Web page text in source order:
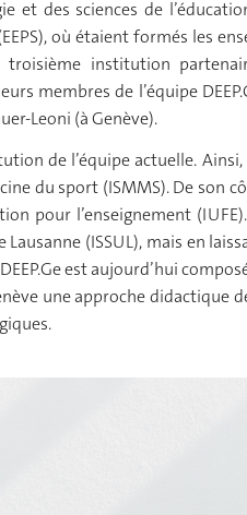
et des sciences de
où étaient formés les
troisième institution
membres de l’équipe
Leoni (à Genève).
de l’équipe actuelle. Ainsi,
du sport (ISMMS). De son
l’enseignement
(ISSUL), mais en
est aujourd’hui
une approche didactique